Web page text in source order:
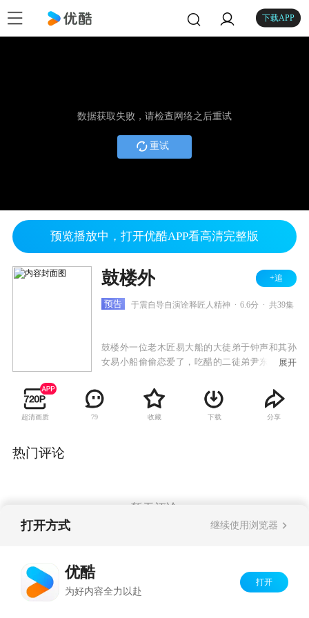
下载APP
数据获取失败，请检查网络之后重试
重试
预览播放中，打开优酷APP看高清完整版
鼓楼外 +追
预告 于震自导自演诠释匠人精神 6.6分 共39集
鼓楼外一位老木匠易大船的大徒弟于钟声和其孙
女易小船偷偷恋爱了，吃醋的二徒弟尹东义给于
当以致屋里的孩子死亡，锒铛入狱。狱外，心里
还爱着于钟声的易小船迫于种种无奈嫁给了尹东
义，而狱中的于钟声得知此消息悲愤交加，誓言
展开
超清画质 79 收藏 下载 分享
热门评论
暂无评论
打开方式 继续使用浏览器
优酷
为好内容全力以赴
打开